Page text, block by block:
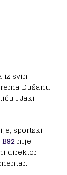
iz svih
Dušanu
i Jaki
sportski
B92 nije
direktor